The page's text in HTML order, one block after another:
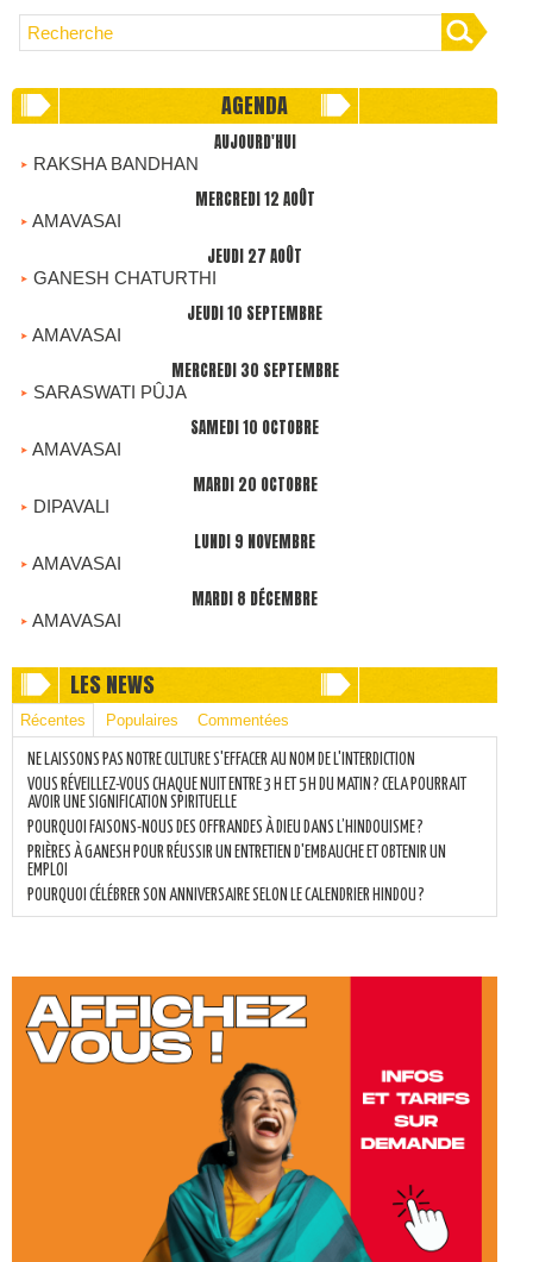
AGENDA
AUJOURD'HUI
RAKSHA BANDHAN
MERCREDI 12 AOÛT
AMAVASAI
JEUDI 27 AOÛT
GANESH CHATURTHI
JEUDI 10 SEPTEMBRE
AMAVASAI
MERCREDI 30 SEPTEMBRE
SARASWATI PÛJA
SAMEDI 10 OCTOBRE
AMAVASAI
MARDI 20 OCTOBRE
DIPAVALI
LUNDI 9 NOVEMBRE
AMAVASAI
MARDI 8 DÉCEMBRE
AMAVASAI
LES NEWS
Récentes Populaires Commentées
NE LAISSONS PAS NOTRE CULTURE S'EFFACER AU NOM DE L'INTERDICTION
VOUS RÉVEILLEZ-VOUS CHAQUE NUIT ENTRE 3 H ET 5 H DU MATIN ? CELA POURRAIT
AVOIR UNE SIGNIFICATION SPIRITUELLE
POURQUOI FAISONS-NOUS DES OFFRANDES À DIEU DANS L’HINDOUISME ?
PRIÈRES À GANESH POUR RÉUSSIR UN ENTRETIEN D'EMBAUCHE ET OBTENIR UN
EMPLOI
POURQUOI CÉLÉBRER SON ANNIVERSAIRE SELON LE CALENDRIER HINDOU ?